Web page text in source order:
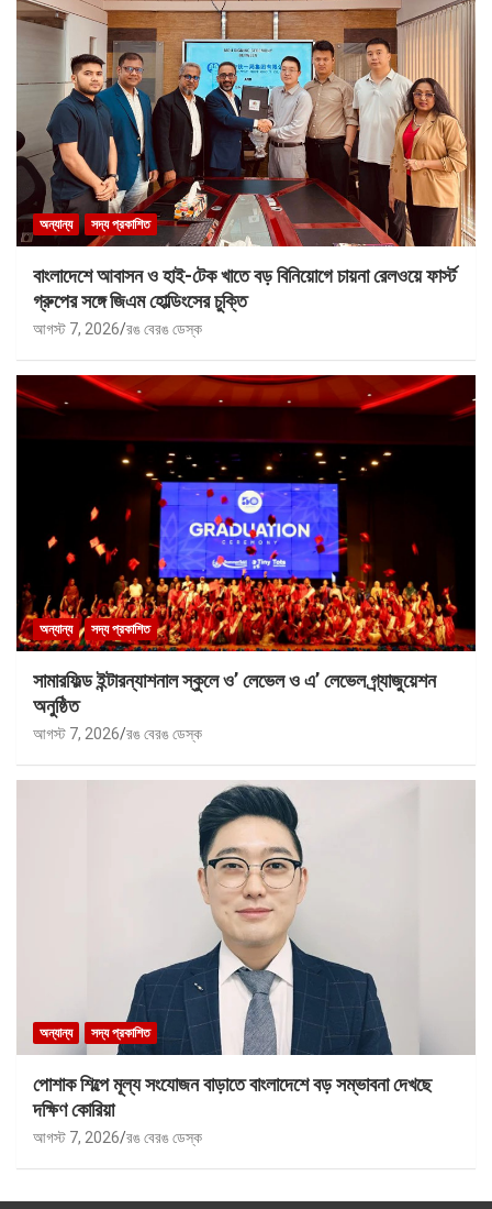
অন্যান্য সদ্য প্রকাশিত
বাংলাদেশে আবাসন ও হাই-টেক খাতে বড় বিনিয়োগে চায়না রেলওয়ে ফার্স্ট
গ্রুপের সঙ্গে জিএম হোল্ডিংসের চুক্তি
আগস্ট 7, 2026 রঙ বেরঙ ডেস্ক
অন্যান্য সদ্য প্রকাশিত
সামারফিল্ড ইন্টারন্যাশনাল স্কুলে ও’ লেভেল ও এ’ লেভেল গ্র্যাজুয়েশন
অনুষ্ঠিত
আগস্ট 7, 2026 রঙ বেরঙ ডেস্ক
অন্যান্য সদ্য প্রকাশিত
পোশাক শিল্পে মূল্য সংযোজন বাড়াতে বাংলাদেশে বড় সম্ভাবনা দেখছে
দক্ষিণ কোরিয়া
আগস্ট 7, 2026 রঙ বেরঙ ডেস্ক